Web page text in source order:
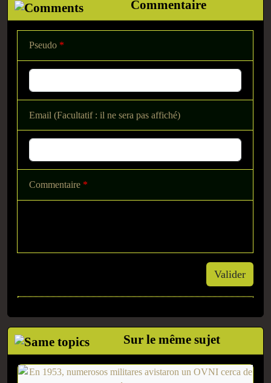
Commentaire
Pseudo *
Email (Facultatif : il ne sera pas affiché)
Commentaire *
Valider
Sur le même sujet